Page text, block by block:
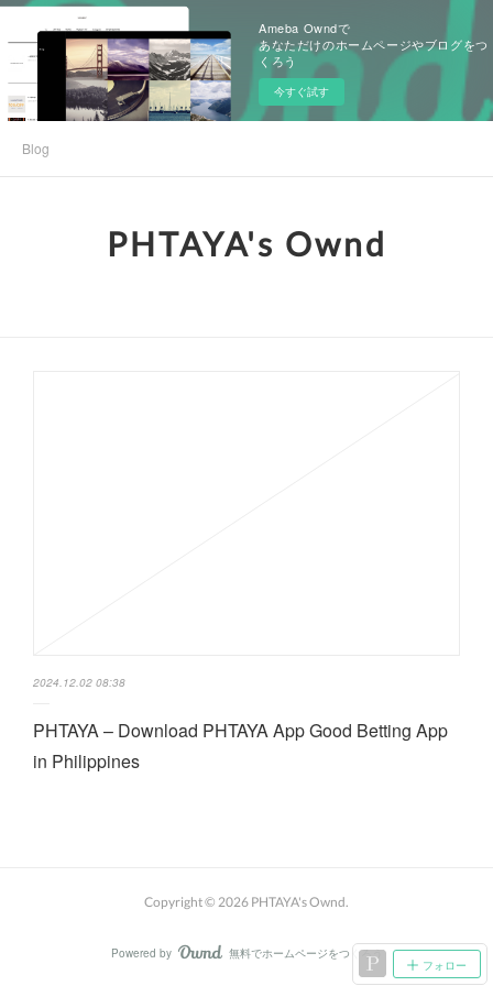
Ameba Owndで
あなただけのホームページやブログをつ
くろう
今すぐ試す
Blog
PHTAYA's Ownd
2024.12.02 08:38
PHTAYA – Download PHTAYA App Good Betting App
in Philippines
フォロー
Copyright © 2026 PHTAYA's Ownd.
Powered by AmebaOwnd
無料でホームページをつくろう